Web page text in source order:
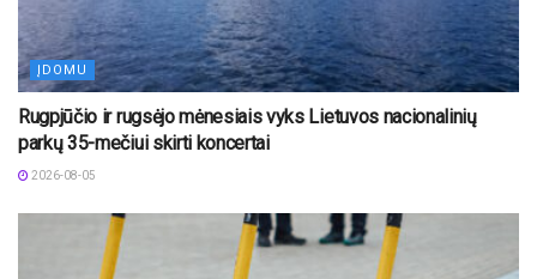
ĮDOMU
Rugpjūčio ir rugsėjo mėnesiais vyks Lietuvos nacionalinių
parkų 35-mečiui skirti koncertai
2026-08-05